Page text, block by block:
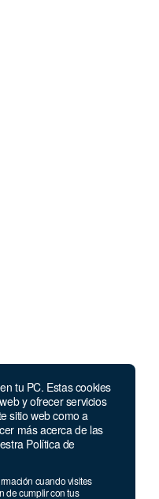
tu PC. Estas cookies
y ofrecer servicios
sitio web como a
más acerca de las
Política de
cuando visites
de cumplir con tus
2 p.m.